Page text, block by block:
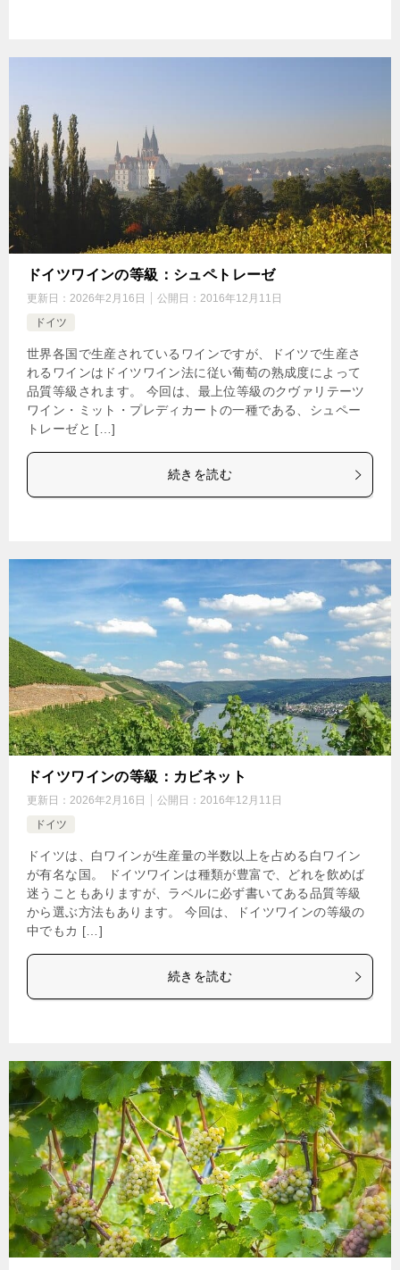
ドイツワインの等級：シュペトレーゼ
更新日： 2026年2月16日 公開日： 2016年12月11日
ドイツ
世界各国で生産されているワインですが、ドイツで生産さ
れるワインはドイツワイン法に従い葡萄の熟成度によって
品質等級されます。 今回は、最上位等級のクヴァリテーツ
ワイン・ミット・プレディカートの一種である、シュペー
トレーゼと […]
続きを読む
ドイツワインの等級：カビネット
更新日： 2026年2月16日 公開日： 2016年12月11日
ドイツ
ドイツは、白ワインが生産量の半数以上を占める白ワイン
が有名な国。 ドイツワインは種類が豊富で、どれを飲めば
迷うこともありますが、ラベルに必ず書いてある品質等級
から選ぶ方法もあります。 今回は、ドイツワインの等級の
中でもカ […]
続きを読む